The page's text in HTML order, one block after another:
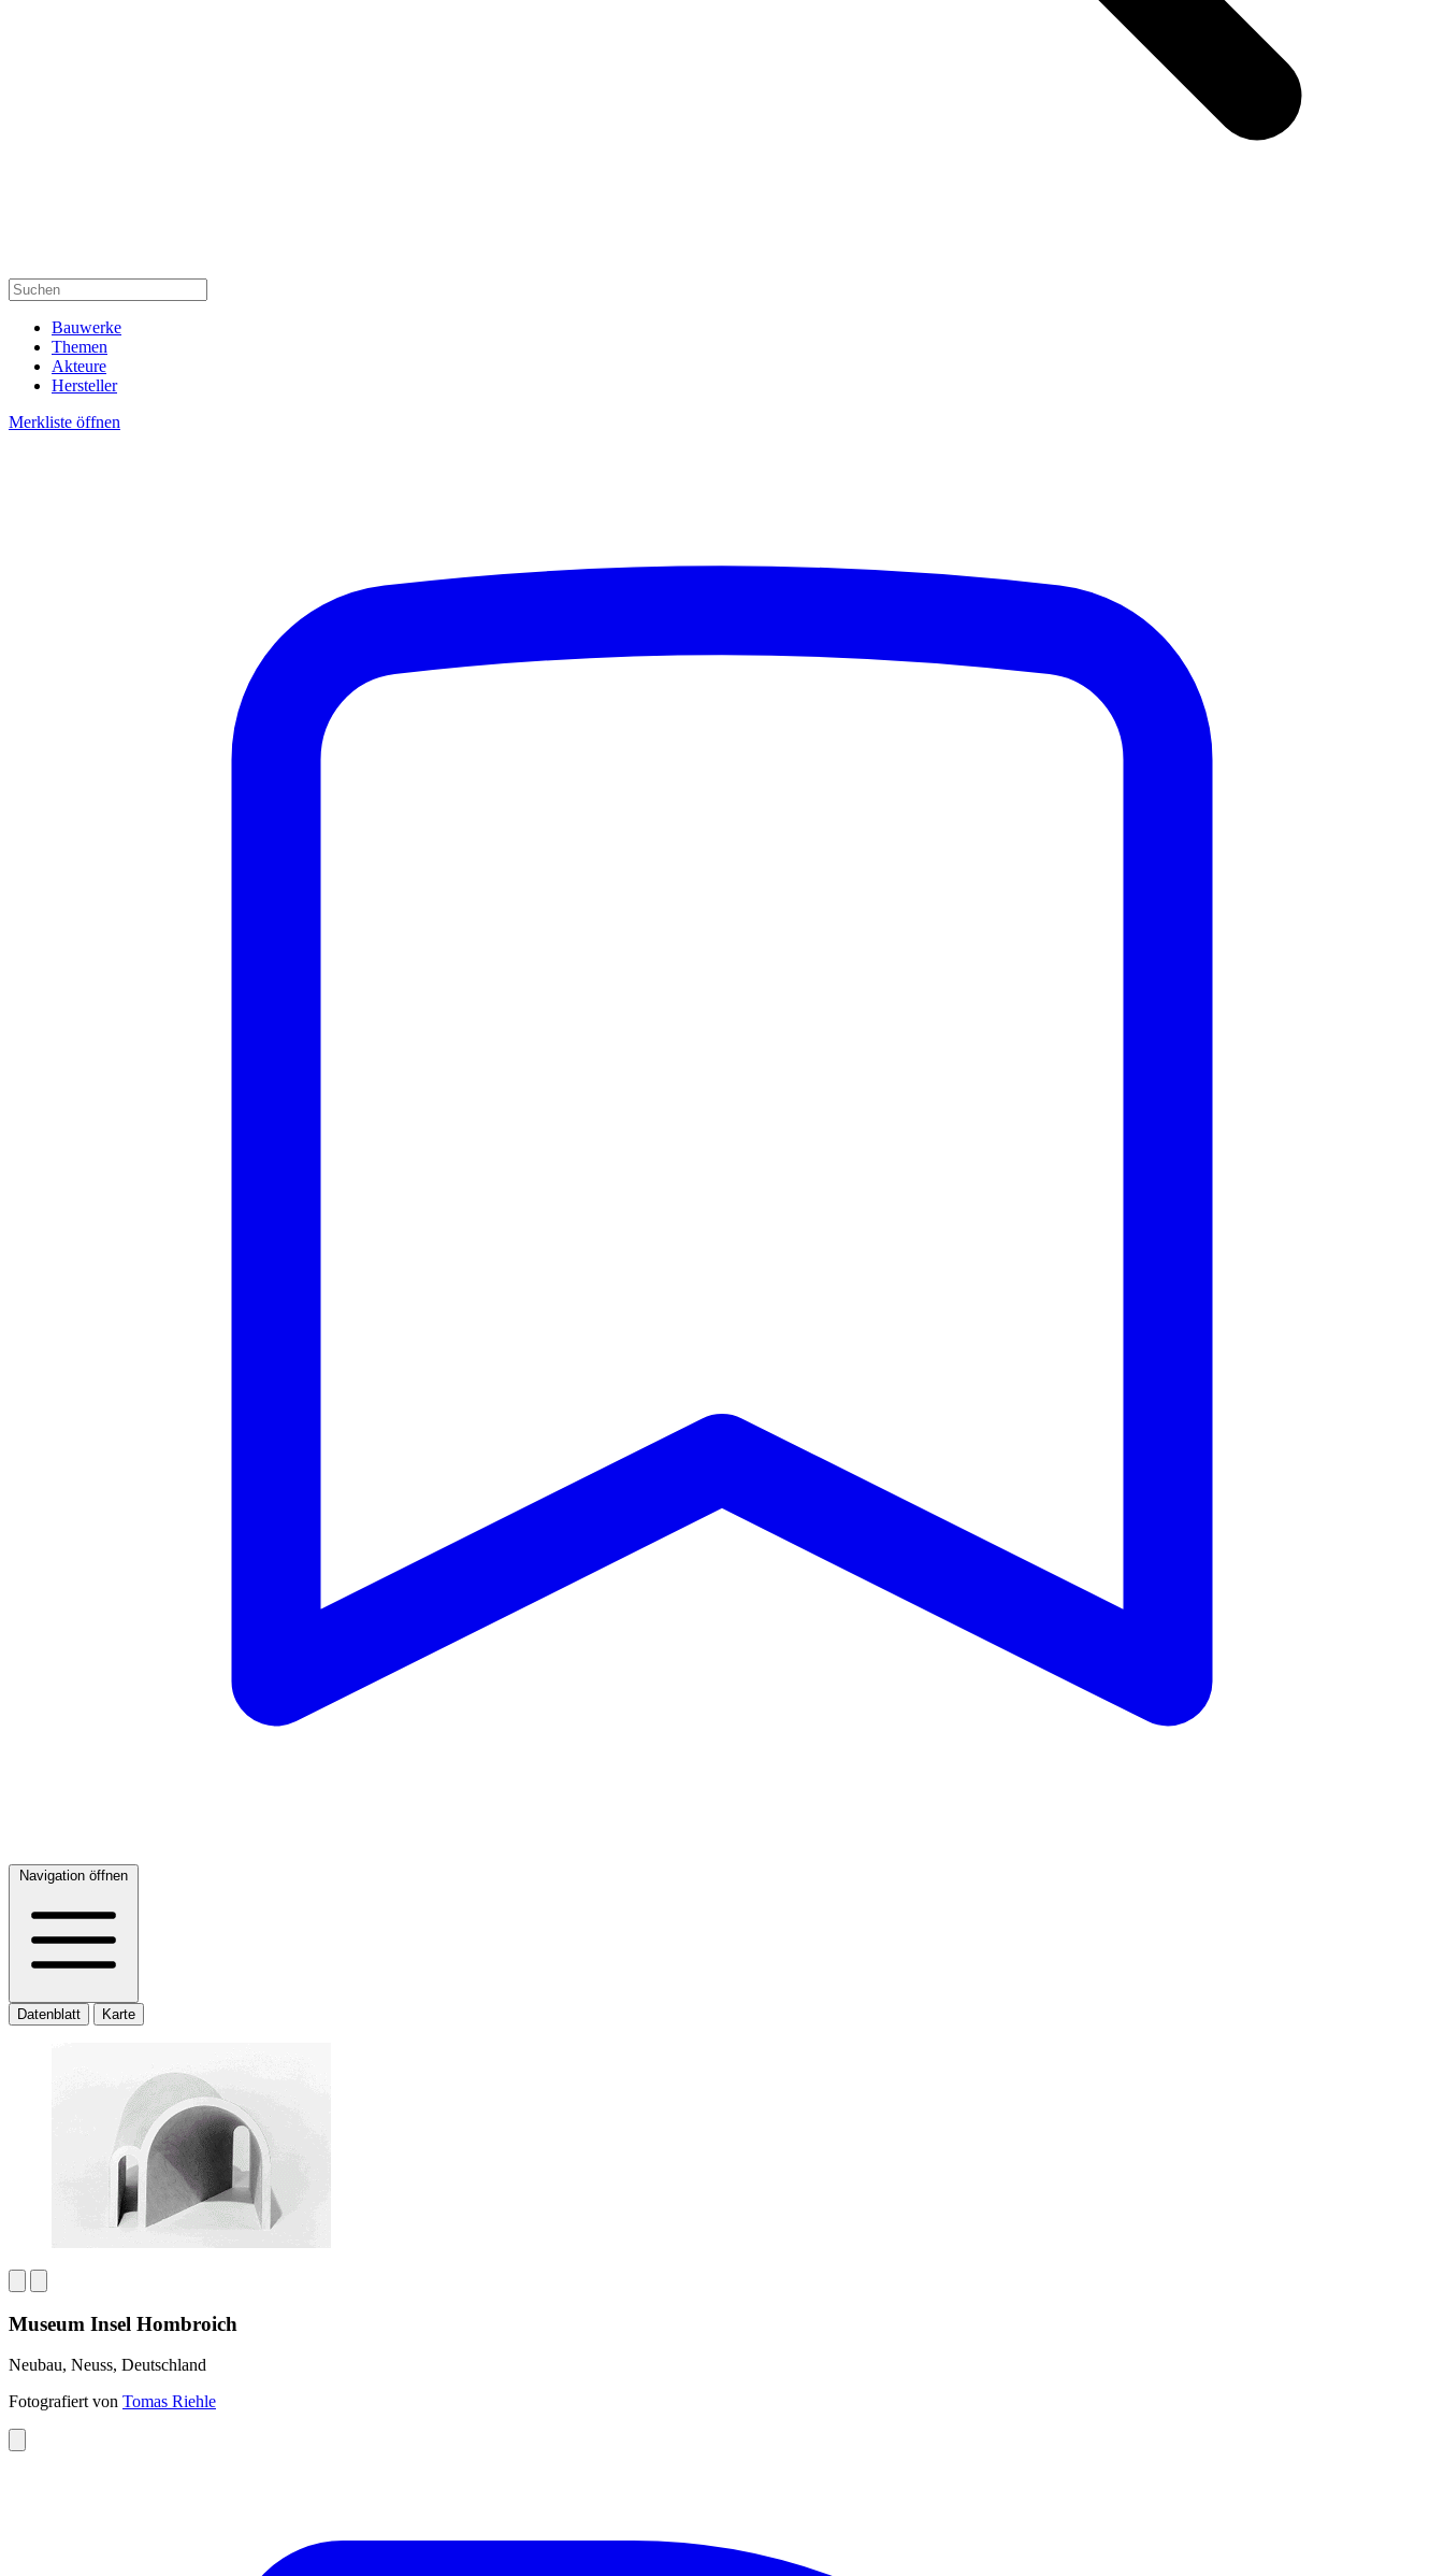
Bauwerke
Themen
Akteure
Hersteller
Merkliste öffnen
Navigation öffnen
Datenblatt Karte
Museum Insel Hombroich
Neubau, Neuss, Deutschland
Fotografiert von Tomas Riehle